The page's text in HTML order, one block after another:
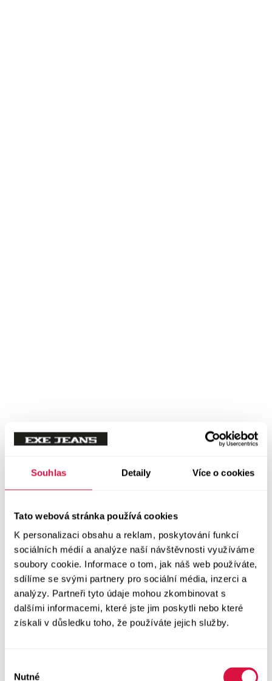
Souhlas Detaily Více o cookies
Tato webová stránka používá cookies
K personalizaci obsahu a reklam, poskytování funkcí
sociálních médií a analýze naší návštěvnosti využíváme
soubory cookie. Informace o tom, jak náš web používáte,
sdílíme se svými partnery pro sociální média, inzerci a
analýzy. Partneři tyto údaje mohou zkombinovat s
dalšími informacemi, které jste jim poskytli nebo které
získali v důsledku toho, že používáte jejich služby.
Nutné